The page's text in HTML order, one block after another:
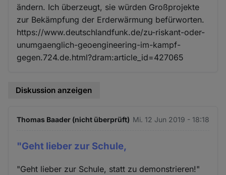
ändern. Ich überzeugt, sie würden Großprojekte
zur Bekämpfung der Erderwärmung befürworten.
https://www.deutschlandfunk.de/zu-riskant-oder-
unumgaenglich-geoengineering-im-kampf-
gegen.724.de.html?dram:article_id=427065
Diskussion anzeigen
Thomas Baader (nicht überprüft) Mi. 12 Jun 2019 - 18:18
"Geht lieber zur Schule,
"Geht lieber zur Schule, statt zu demonstrieren!"